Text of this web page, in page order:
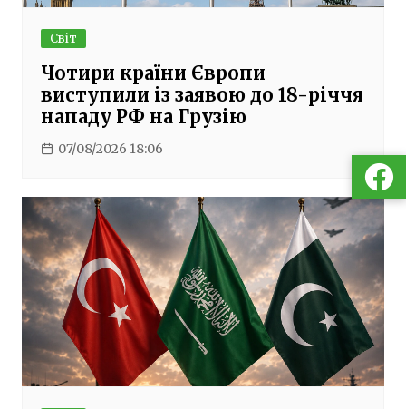
Світ
Чотири країни Європи
виступили із заявою до 18-річчя
нападу РФ на Грузію
07/08/2026 18:06